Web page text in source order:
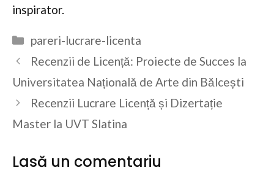
inspirator.
Categorii
pareri-lucrare-licenta
Recenzii de Licență: Proiecte de Succes la
Universitatea Națională de Arte din Bălcești
Recenzii Lucrare Licență și Dizertație
Master la UVT Slatina
Lasă un comentariu